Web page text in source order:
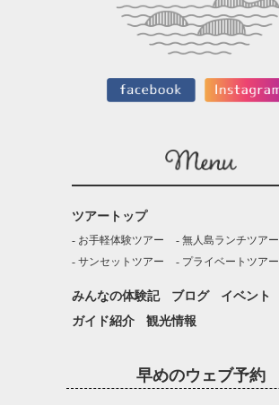
ツアートップ
お手軽体験ツアー
無人島ランチツアー
サンセットツアー
プライベートツアー
みんなの体験記 ブログ
イベント
ガイド紹介
観光情報
早めのウェブ予約